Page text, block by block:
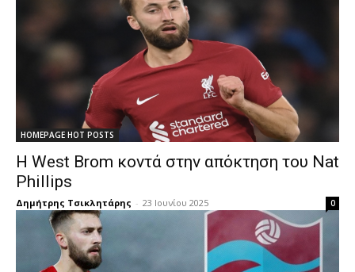
HOMEPAGE HOT POSTS
Η West Brom κοντά στην απόκτηση του Nat
Phillips
Δημήτρης Τσικλητάρης - 23 Ιουνίου 2025 0